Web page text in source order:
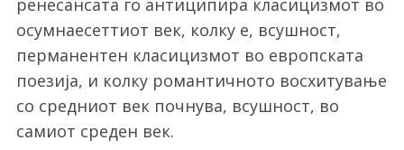
ренесансата го антиципира класицизмот во
осумнаесеттиот век, колку е, всушност,
перманентен класицизмот во европската
поезија, и колку романтичното восхитување
со средниот век почнува, всушност, во
самиот среден век.